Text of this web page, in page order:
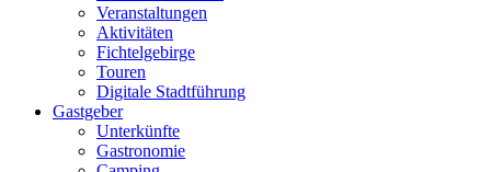
Ver­an­stal­tun­gen
Akti­vi­tä­ten
Fich­tel­ge­bir­ge
Tou­ren
Digi­ta­le Stadtführung
Gast­ge­ber
Unter­künf­te
Gas­tro­no­mie